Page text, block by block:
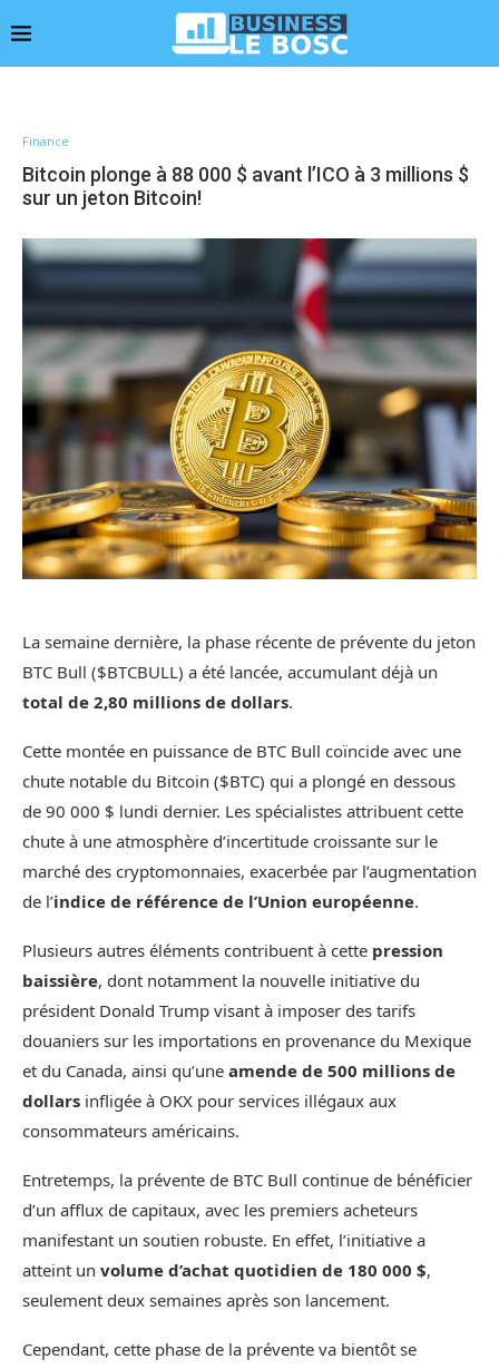
Finance
Bitcoin plonge à 88 000 $ avant l’ICO à 3 millions $
sur un jeton Bitcoin!
La semaine dernière, la phase récente de prévente du jeton
BTC Bull ($BTCBULL) a été lancée, accumulant déjà un
total de 2,80 millions de dollars.
Cette montée en puissance de BTC Bull coïncide avec une
chute notable du Bitcoin ($BTC) qui a plongé en dessous
de 90 000 $ lundi dernier. Les spécialistes attribuent cette
chute à une atmosphère d’incertitude croissante sur le
marché des cryptomonnaies, exacerbée par l’augmentation
de l’indice de référence de l’Union européenne.
Plusieurs autres éléments contribuent à cette pression
baissière, dont notamment la nouvelle initiative du
président Donald Trump visant à imposer des tarifs
douaniers sur les importations en provenance du Mexique
et du Canada, ainsi qu’une amende de 500 millions de
dollars infligée à OKX pour services illégaux aux
consommateurs américains.
Entretemps, la prévente de BTC Bull continue de bénéficier
d’un afflux de capitaux, avec les premiers acheteurs
manifestant un soutien robuste. En effet, l’initiative a
atteint un volume d’achat quotidien de 180 000 $,
seulement deux semaines après son lancement.
Cependant, cette phase de la prévente va bientôt se